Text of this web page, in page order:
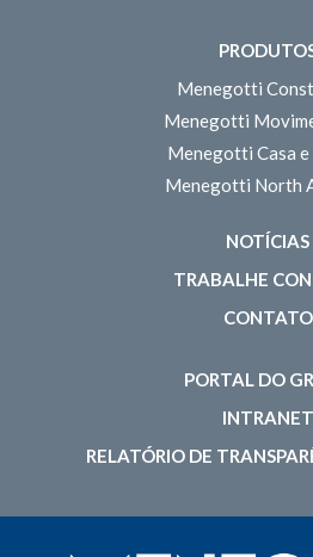
Menegotti
Menegotti
Menegotti Casa e
Menegotti North
NOTÍCIAS
TRABALHE
CONTATO
PORTAL DO
INTRANET
RELATÓRIO DE